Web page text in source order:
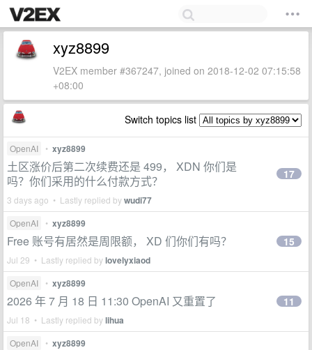
xyz8899
V2EX member #367247, joined on 2018-12-02 07:15:58
+08:00
Switch topics list
OpenAI • xyz8899
土区涨价后第二次续费还是 499， XDN 你们是
吗？你们采用的什么付款方式？
3 days ago • Lastly replied bywudi77
17
OpenAI • xyz8899
Free 账号有居然是周限额， XD 们你们有吗？
Jul 29 • Lastly replied bylovelyxiaod
15
OpenAI • xyz8899
2026 年 7 月 18 日 11:30 OpenAI 又重置了
Jul 18 • Lastly replied bylihua
11
OpenAI • xyz8899